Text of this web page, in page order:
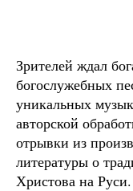
Зрителей ждал
богослужебных
уникальных
авторской
отрывки из
литературы о
Христова на Руси.